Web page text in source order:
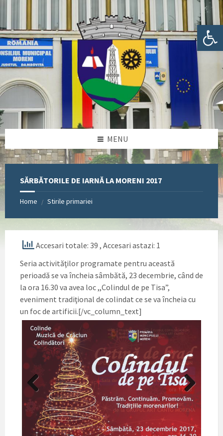
Deschide bara de unelte
sidebar
sidebar
MENU
SĂRBĂTORILE DE IARNĂ LA MORENI 2017
Home / Stirile primariei
Accesari totale: 39 , Accesari astazi: 1
Seria activităţilor programate pentru această
perioadă se va încheia sâmbătă, 23 decembrie, când de
la ora 16.30 va avea loc ,,Colindul de pe Tisa”,
eveniment tradiţional de colindat ce se va încheia cu
un foc de artificii.[/vc_column_text]
Previ
ous
Next